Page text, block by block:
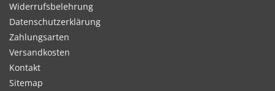
Widerrufsbelehrung
Datenschutzerklärung
Zahlungsarten
Versandkosten
Kontakt
Sitemap